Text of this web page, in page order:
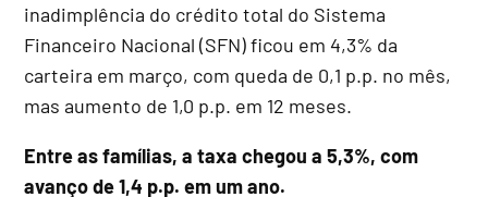
inadimplência do crédito total do Sistema
Financeiro Nacional (SFN) ficou em 4,3% da
carteira em março, com queda de 0,1 p.p. no mês,
mas aumento de 1,0 p.p. em 12 meses.
Entre as famílias, a taxa chegou a 5,3%, com
avanço de 1,4 p.p. em um ano.